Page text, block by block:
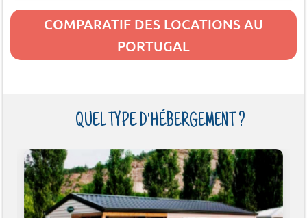
COMPARATIF DES LOCATIONS AU
PORTUGAL
QUEL TYPE D'HÉBERGEMENT ?